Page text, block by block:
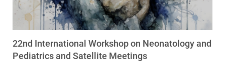
22nd International Workshop on Neonatology and
Pediatrics and Satellite Meetings